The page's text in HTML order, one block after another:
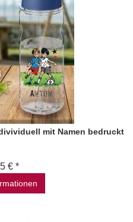
mit Namen bedruckt
€ *